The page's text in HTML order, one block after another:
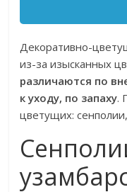
Декоративно-
из-за изысканных
различаются по
к уходу, по запаху.
цветущих: